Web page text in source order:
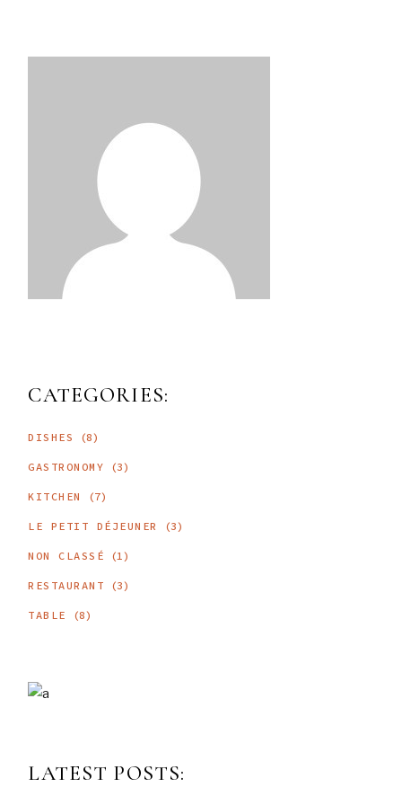
CATEGORIES:
DISHES (8)
GASTRONOMY (3)
KITCHEN (7)
LE PETIT DÉJEUNER (3)
NON CLASSÉ (1)
RESTAURANT (3)
TABLE (8)
LATEST POSTS: